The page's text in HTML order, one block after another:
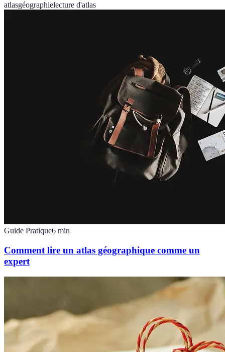
atlasgéographielecture d'atlas
Guide Pratique6 min
Comment lire un atlas géographique comme un
expert